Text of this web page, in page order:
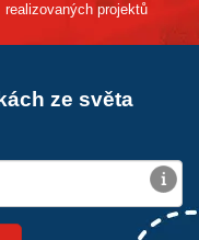
realizovaných projektů
ze světa